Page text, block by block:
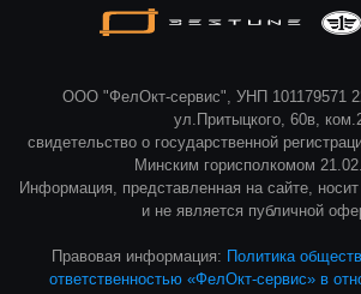
ООО "ФелОкт-сервис", УНП 101179571
ул.Притыцкого, 60в,
свидетельство о государственной
Минским горисполкомом
Информация, представленная на сайте,
и не является публичной
Правовая информация: Политика
ответственностью «ФелОкт-сервис» в